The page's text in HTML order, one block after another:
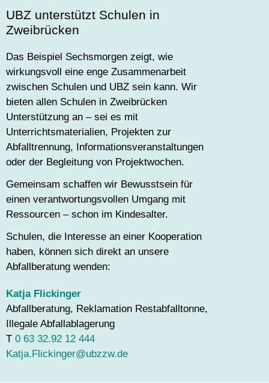
UBZ unterstützt Schulen in
Zweibrücken
Das Beispiel Sechsmorgen zeigt, wie
wirkungsvoll eine enge Zusammenarbeit
zwischen Schulen und UBZ sein kann. Wir
bieten allen Schulen in Zweibrücken
Unterstützung an – sei es mit
Unterrichtsmaterialien, Projekten zur
Abfalltrennung, Informationsveranstaltungen
oder der Begleitung von Projektwochen.
Gemeinsam schaffen wir Bewusstsein für
einen verantwortungsvollen Umgang mit
Ressourcen – schon im Kindesalter.
Schulen, die Interesse an einer Kooperation
haben, können sich direkt an unsere
Abfallberatung wenden:
Katja Flickinger
Abfallberatung, Reklamation Restabfalltonne,
Illegale Abfallablagerung
T 0 63 32.92 12 444
Katja.Flickinger@ubzzw.de